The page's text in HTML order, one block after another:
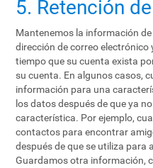
5. Retención
Mantenemos la información
dirección de correo
tiempo que su cuenta exista
su cuenta. En algunos casos,
información para una
los datos después de que ya
característica. Por ejemplo,
contactos para encontrar
después de que se utiliza
Guardamos otra información,